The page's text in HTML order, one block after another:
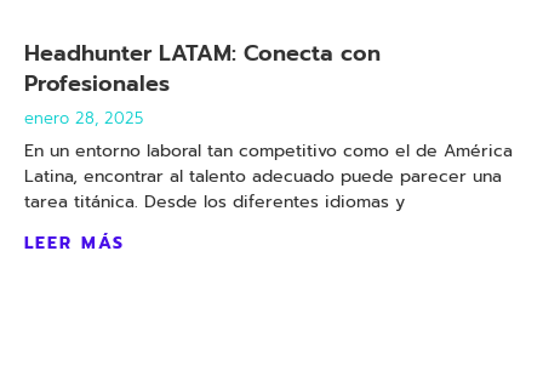
Headhunter LATAM: Conecta con
Profesionales
enero 28, 2025
En un entorno laboral tan competitivo como el de América
Latina, encontrar al talento adecuado puede parecer una
tarea titánica. Desde los diferentes idiomas y
LEER MÁS